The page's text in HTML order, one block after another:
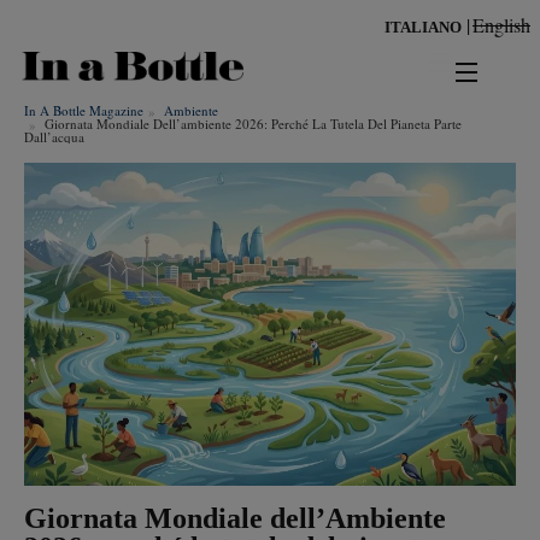
contenuto
ITALIANO English
Risultati per
news
territorio
ambiente
cultura
persone
In A Bottle Magazine Ambiente
Giornata Mondiale Dell’ambiente 2026: Perché La Tutela Del Pianeta Parte
Dall’acqua
Giornata Mondiale dell’Ambiente